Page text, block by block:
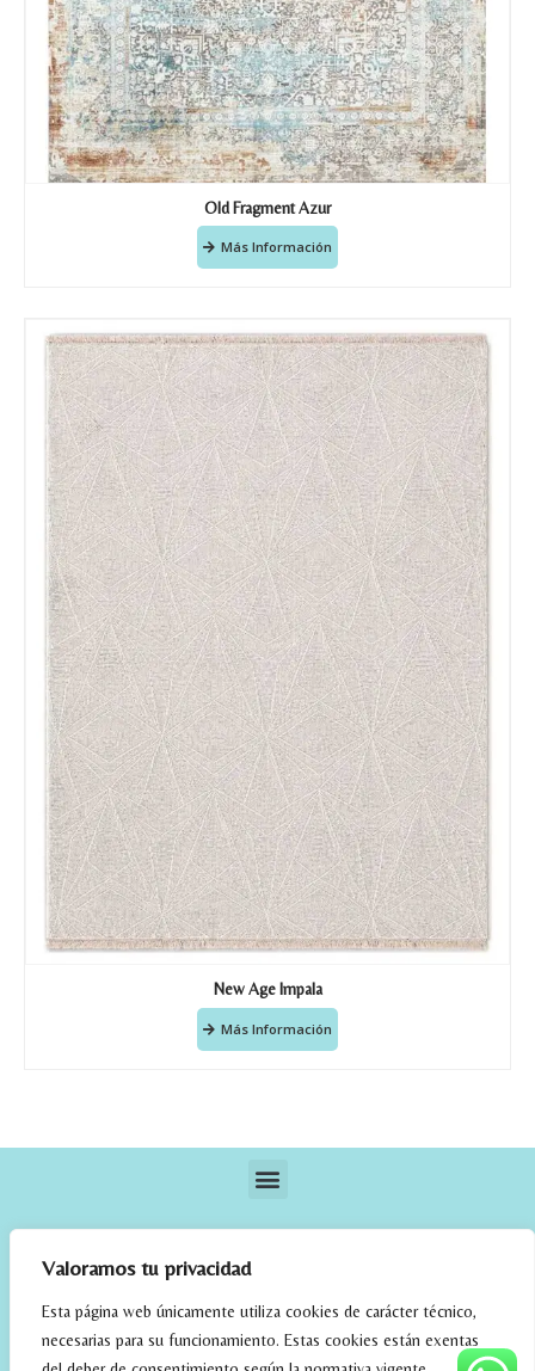
Valoramos tu privacidad
Esta página web únicamente utiliza cookies de carácter técnico,
necesarias para su funcionamiento. Estas cookies están exentas
Old Fragment Azur
Más Información
New Age Impala
Más Información
elrincondefehmi.com © 2023. Designed By W Media